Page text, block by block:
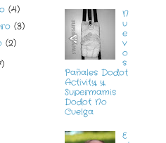
(4)
(3)
(2)
N
u
e
v
o
s
Pañales Dodot
Activity y
Supermamis
Dodot No
Cuelga
E